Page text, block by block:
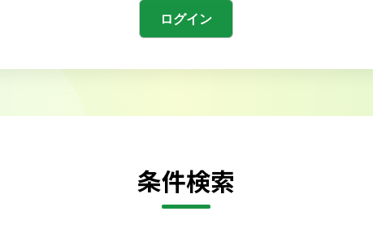
条件検索